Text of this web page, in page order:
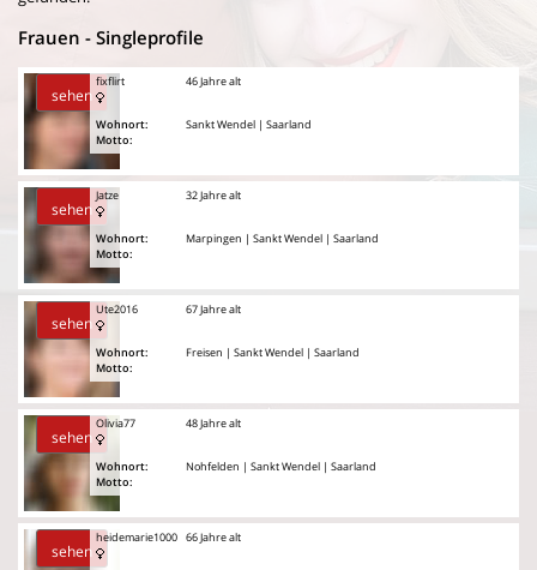
Frauen - Singleprofile
sehen
fixflirt
Wohnort:
Motto:
46 Jahre alt
Sankt Wendel | Saarland
sehen
Jatze
Wohnort:
Motto:
32 Jahre alt
Marpingen | Sankt Wendel | Saarland
sehen
Ute2016
Wohnort:
Motto:
67 Jahre alt
Freisen | Sankt Wendel | Saarland
sehen
Olivia77
Wohnort:
Motto:
48 Jahre alt
Nohfelden | Sankt Wendel | Saarland
sehen
heidemarie1000 66 Jahre alt